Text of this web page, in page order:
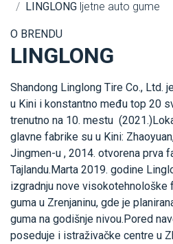
LINGLONG ljetne auto gume
O BRENDU
LINGLONG
Shandong Linglong Tire Co., Ltd.
u Kini i konstantno među top 20
trenutno na 10. mestu
glavne fabrike su u Kini:
Jingmen-u , 2014. otvorena prva
Tajlandu.Marta 2019. godine
izgradnju nove visokotehnološke
guma u Zrenjaninu, gde je
guma na godišnje nivou.Pored
poseduje i istraživačke centre u